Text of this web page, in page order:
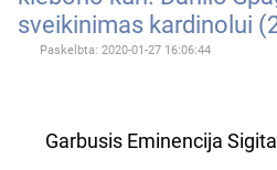
sveikinimas kardinolui
Paskelbta: 2020-01-27 16:06:44
Garbusis Eminencija